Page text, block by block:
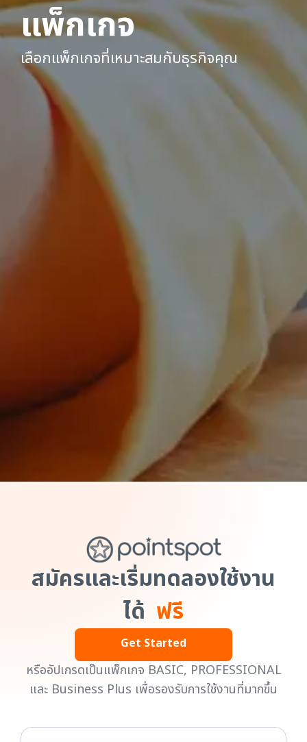
แพ็กเกจ
เลือกแพ็กเกจที่เหมาะสมกับธุรกิจคุณ
สมัครและเริ่มทดลองใช้งาน
ได้ ฟรี
Get Started
หรืออัปเกรดเป็นแพ็กเกจ BASIC, PROFESSIONAL
และ Business Plus เพื่อรองรับการใช้งานที่มากขึ้น